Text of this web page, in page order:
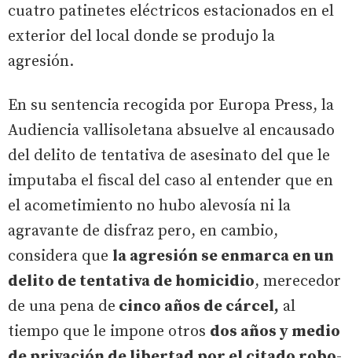
cuatro patinetes eléctricos estacionados en el
exterior del local donde se produjo la
agresión.
En su sentencia recogida por Europa Press, la
Audiencia vallisoletana absuelve al encausado
del delito de tentativa de asesinato del que le
imputaba el fiscal del caso al entender que en
el acometimiento no hubo alevosía ni la
agravante de disfraz pero, en cambio,
considera que la agresión se enmarca en un
delito de tentativa de homicidio, merecedor
de una pena de cinco años de cárcel, al
tiempo que le impone otros dos años y medio